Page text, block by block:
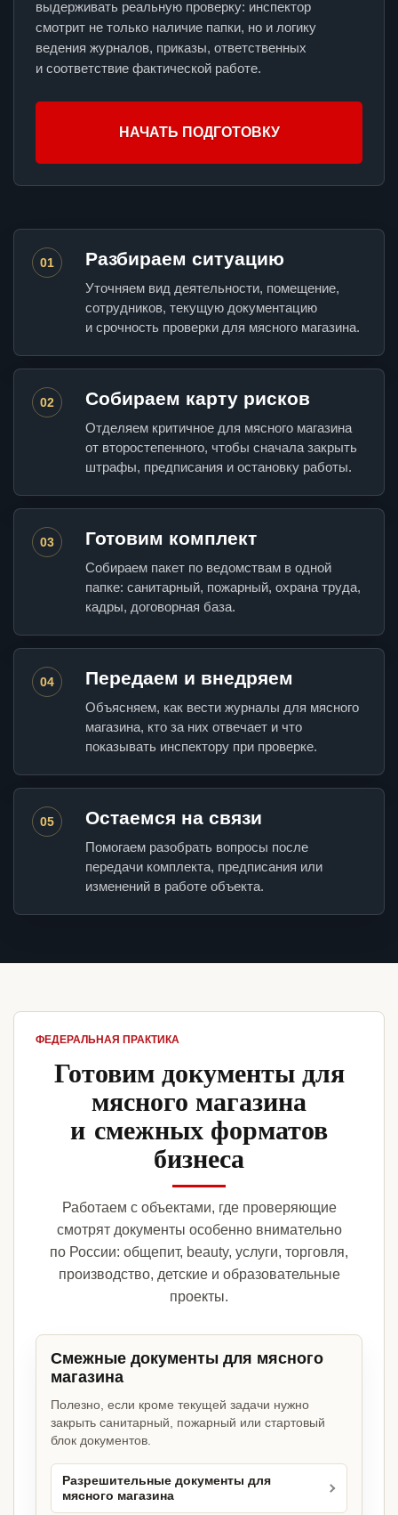
выдерживать реальную проверку: инспектор
смотрит не только наличие папки, но и логику
ведения журналов, приказы, ответственных
и соответствие фактической работе.
НАЧАТЬ ПОДГОТОВКУ
01 Разбираем ситуацию
Уточняем вид деятельности, помещение,
сотрудников, текущую документацию
и срочность проверки для мясного магазина.
02 Собираем карту рисков
Отделяем критичное для мясного магазина
от второстепенного, чтобы сначала закрыть
штрафы, предписания и остановку работы.
03 Готовим комплект
Собираем пакет по ведомствам в одной
папке: санитарный, пожарный, охрана труда,
кадры, договорная база.
04 Передаем и внедряем
Объясняем, как вести журналы для мясного
магазина, кто за них отвечает и что
показывать инспектору при проверке.
05 Остаемся на связи
Помогаем разобрать вопросы после
передачи комплекта, предписания или
изменений в работе объекта.
ФЕДЕРАЛЬНАЯ ПРАКТИКА
Готовим документы для
мясного магазина
и смежных форматов
бизнеса
Работаем с объектами, где проверяющие
смотрят документы особенно внимательно
по России: общепит, beauty, услуги, торговля,
производство, детские и образовательные
проекты.
Смежные документы для мясного
магазина
Полезно, если кроме текущей задачи нужно
закрыть санитарный, пожарный или стартовый
блок документов.
Разрешительные документы для
мясного магазина